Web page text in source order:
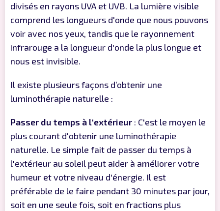
divisés en rayons UVA et UVB. La lumière visible
comprend les longueurs d'onde que nous pouvons
voir avec nos yeux, tandis que le rayonnement
infrarouge a la longueur d'onde la plus longue et
nous est invisible.
Il existe plusieurs façons d’obtenir une
luminothérapie naturelle :
Passer du temps à l'extérieur : C'est le moyen le
plus courant d'obtenir une luminothérapie
naturelle. Le simple fait de passer du temps à
l'extérieur au soleil peut aider à améliorer votre
humeur et votre niveau d'énergie. Il est
préférable de le faire pendant 30 minutes par jour,
soit en une seule fois, soit en fractions plus